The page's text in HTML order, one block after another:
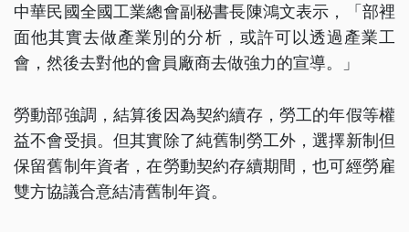
中華民國全國工業總會副秘書長陳鴻文表示，「部裡
面他其實去做產業別的分析，或許可以透過產業工
會，然後去對他的會員廠商去做強力的宣導。」
勞動部強調，結算後因為契約續存，勞工的年假等權
益不會受損。但其實除了純舊制勞工外，選擇新制但
保留舊制年資者，在勞動契約存續期間，也可經勞雇
雙方協議合意結清舊制年資。